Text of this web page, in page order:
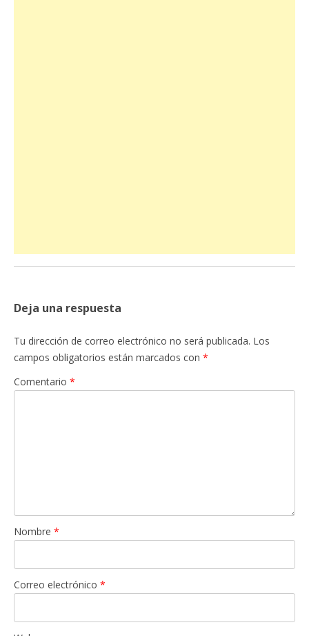
Deja una respuesta
Tu dirección de correo electrónico no será publicada. Los
campos obligatorios están marcados con *
Comentario *
Nombre *
Correo electrónico *